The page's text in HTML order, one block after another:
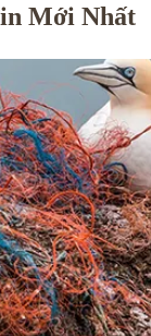
Mới Nhất